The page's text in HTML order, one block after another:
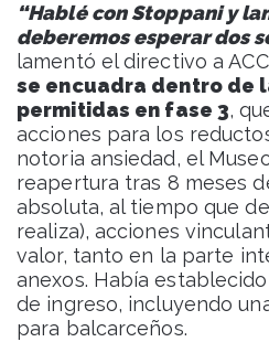
“Hablé con Stoppani y
deberemos esperar dos
lamentó el directivo a
se encuadra dentro de
permitidas en fase 3,
acciones para los
notoria ansiedad, el
reapertura tras 8 meses
absoluta, al tiempo que
realiza), acciones
valor, tanto en la parte
anexos. Había
de ingreso, incluyendo
para balcarceños.